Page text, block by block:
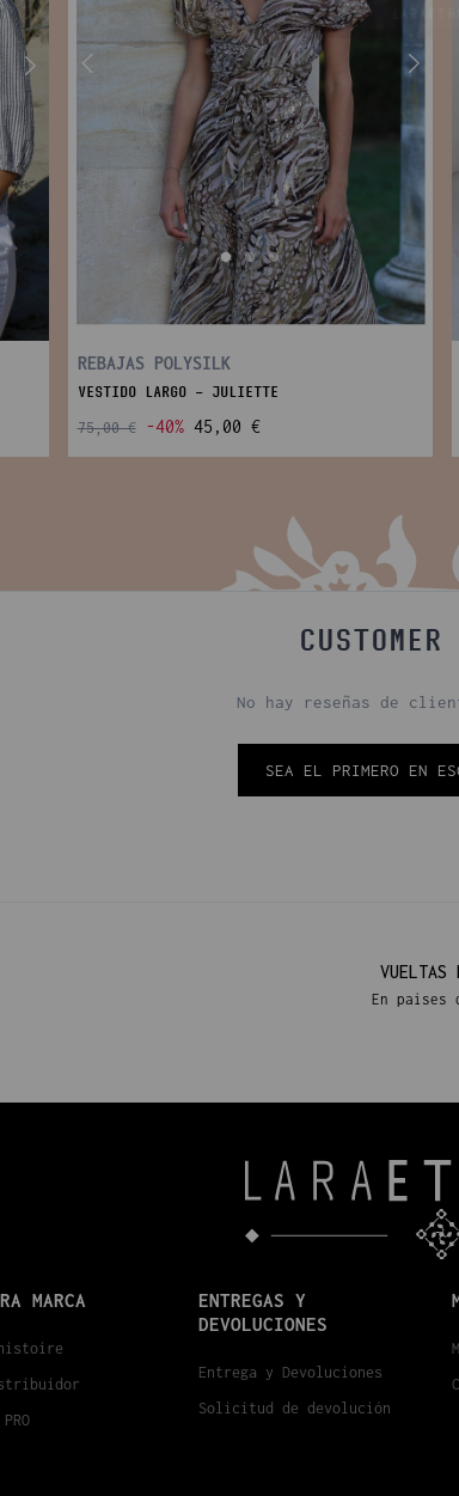
REBAJAS POLYSILK
VESTIDO LARGO - JULIETTE
75,00 € -40% 45,00 €
No hay reseñas de
SEA EL PRIMERO EN
VUELTAS
En paises
MARCA
ENTREGAS Y
DEVOLUCIONES
Entrega y Devoluciones
Solicitud de devolución